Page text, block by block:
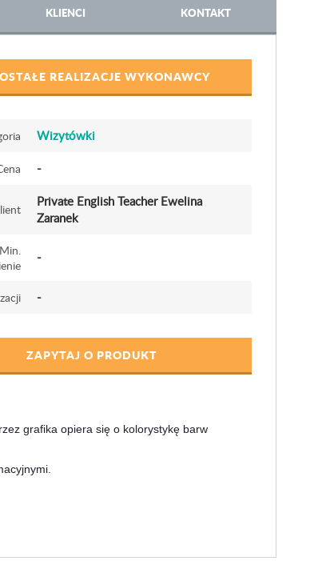
KLIENCI KONTAKT
REALIZACJE WYKONAWCY
Wizytówki
-
Private English Teacher Ewelina
Zaranek
Min.
-
-
ZAPYTAJ O PRODUKT
grafika opiera się o kolorystykę barw